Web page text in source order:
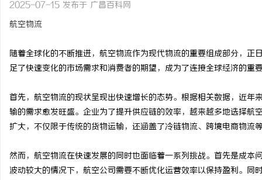
2025-07-15 发布于 广昌百科网
航空物流
随着全球化的不断推进，航空物流作为现代物流的重要组成部分，
足了快速变化的市场需求和消费者的期望，成为了连接全球经济的
首先，航空物流的现状呈现出快速增长的态势。根据相关数据，近
输的需求愈发旺盛。企业为了提升供应链的效率，越来越多地选择
扩大，不仅限于传统的货物运输，还涵盖了冷链物流、跨境电商物流
然而，航空物流在快速发展的同时也面临着一系列挑战。首先是成
波动较大的情况下，航空公司需要不断优化运营效率以保持盈利。